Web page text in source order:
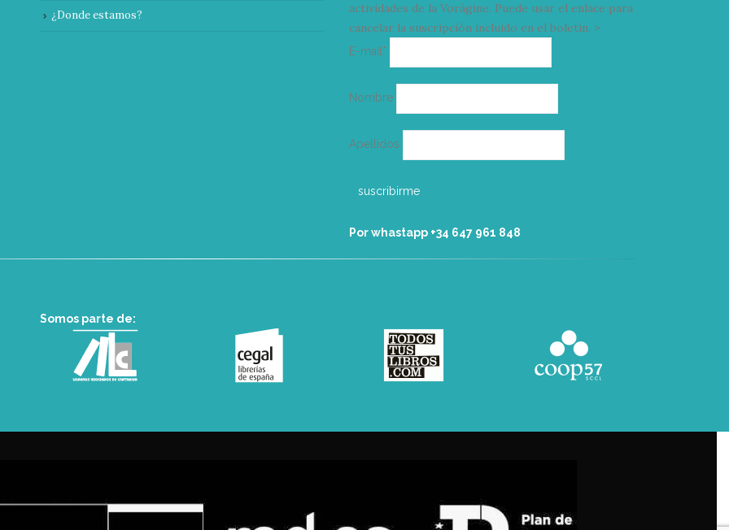
¿Donde estamos?
actividades de la Vorágine. Puede usar el enlace para
cancelar la suscripción incluido en el boletín. >
E-mail*
electrónico
Nombre
Apellidos
Por whastapp +34 ‭647 961 848‬
Somos parte de: